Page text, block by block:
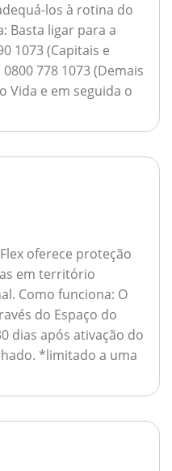
los à rotina do
Basta ligar para a
1073 (Capitais e
778 1073 (Demais
Vida e em seguida o
oferece proteção
em território
Como funciona: O
do Espaço do
dias após ativação do
*limitado a uma